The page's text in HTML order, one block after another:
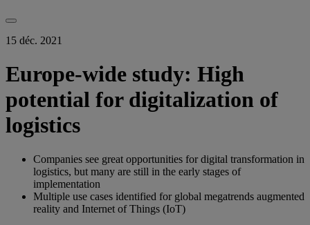
15 déc. 2021
Europe-wide study: High
potential for digitalization of
logistics
Companies see great opportunities for digital transformation in
logistics, but many are still in the early stages of
implementation
Multiple use cases identified for global megatrends augmented
reality and Internet of Things (IoT)